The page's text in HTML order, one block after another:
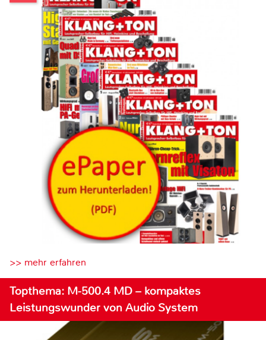
>> mehr erfahren
Topthema: M-500.4 MD – kompaktes
Leistungswunder von Audio System